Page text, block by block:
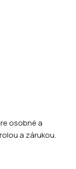
osobné a
a zárukou.